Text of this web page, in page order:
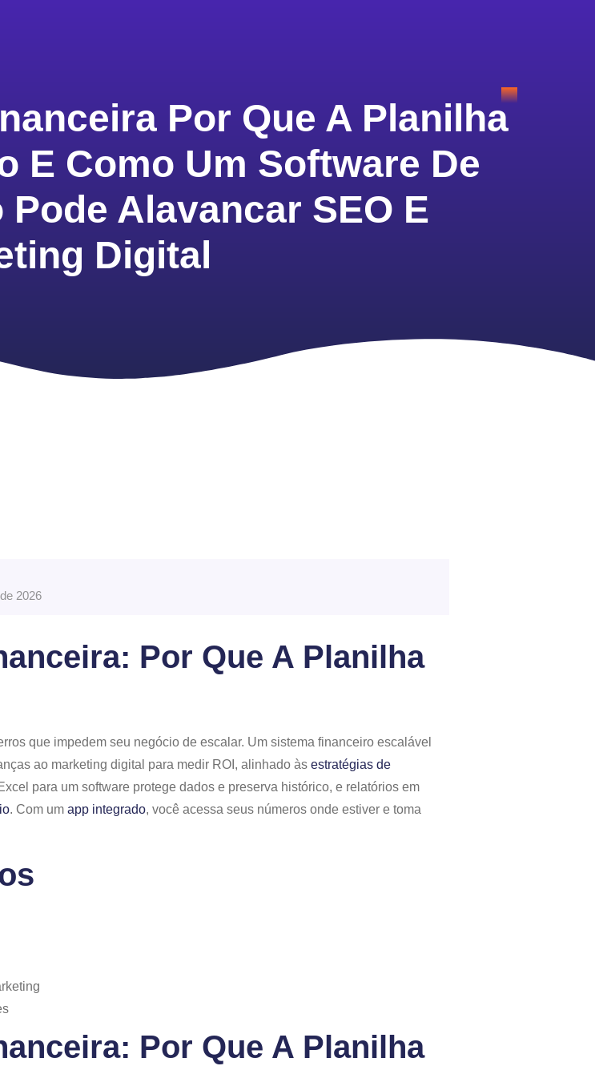
Por Que A Planilha
E Como Um Software De
Alavancar SEO E
Digital
2026
Por Que A Planilha
que impedem seu negócio de escalar. Um sistema financeiro escalável
ao marketing digital para medir ROI, alinhado às estratégias de
para um software protege dados e preserva histórico, e relatórios em
. Com um app integrado, você acessa seus números onde estiver e toma
Por Que A Planilha